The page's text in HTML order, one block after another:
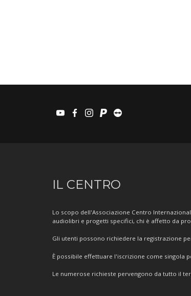
youtubefacebook
instagram
paypalteamviewer
Informazioni
IL CENTRO
Lo scopo dell'Associazione Centro
audiolibri e progetti specifici, chi è affetto da
Gli utenti possono richiedere la registrazione
È possibile effettuare l'iscrizione come singola
Le numerose richieste pervengono da tutto il